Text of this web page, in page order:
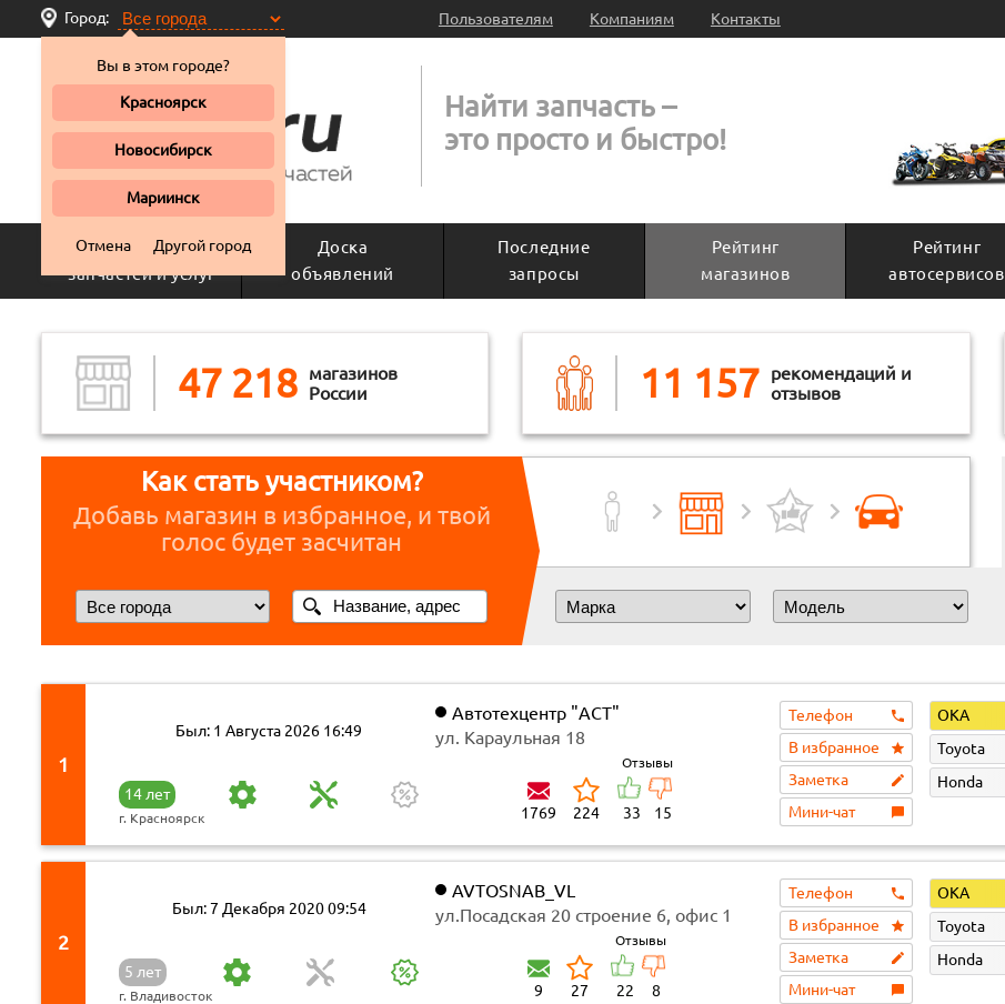
Город:
Вы в этом городе?
Красноярск
Новосибирск
Мариинск
Отмена Другой город
Пользователям Компаниям Контакты
Найти запчасть –
это просто и быстро!
Поиск
запчастей и услуг
Доска
объявлений
Последние
запросы
Рейтинг
магазинов
Рейтинг
автосервисов
47 218
магазинов
России
11 157
рекомендаций и
отзывов
Как стать участником?
Добавь магазин в избранное, и твой
голос будет засчитан
1
Был: 1 Августа 2026 16:49
14 лет
г. Красноярск
Автотехцентр "ACT"
ул. Караульная 18
1769 224
Отзывы
33 15
Телефон
В избранное
Заметка
Мини-чат
ОКА
Toyota
Honda
2
Был: 7 Декабря 2020 09:54
5 лет
г. Владивосток
AVTOSNAB_VL
ул.Посадская 20 строение 6, офис 1
9 27
Отзывы
22 8
Телефон
В избранное
Заметка
Мини-чат
ОКА
Toyota
Honda